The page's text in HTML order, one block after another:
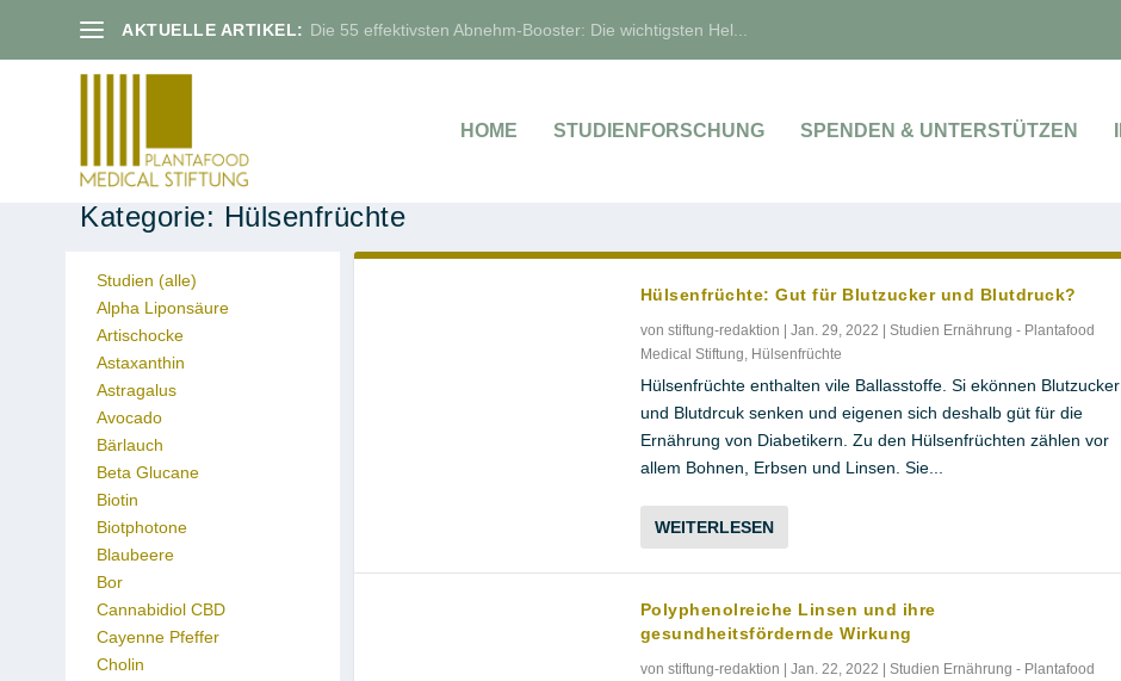
AKTUELLE ARTIKEL: Die 55 effektivsten Abnehm-Booster: Die wichtigsten Hel...
HOME STUDIENFORSCHUNG SPENDEN & UNTERSTÜTZEN
Kategorie: Hülsenfrüchte
Studien (alle)
Alpha Liponsäure
Artischocke
Astaxanthin
Astragalus
Avocado
Bärlauch
Beta Glucane
Biotin
Biotphotone
Blaubeere
Bor
Cannabidiol CBD
Cayenne Pfeffer
Cholin
Hülsenfrüchte: Gut für Blutzucker und Blutdruck?
von stiftung-redaktion Jan. 29, 2022
Studien Ernährung - Plantafood
Medical Stiftung, Hülsenfrüchte
Hülsenfrüchte enthalten vile Ballasstoffe. Si ekönnen Blutzucker
und Blutdrcuk senken und eigenen sich deshalb güt für die
Ernährung von Diabetikern. Zu den Hülsenfrüchten zählen vor
allem Bohnen, Erbsen und Linsen. Sie...
WEITERLESEN
Polyphenolreiche Linsen und ihre
gesundheitsfördernde Wirkung
von stiftung-redaktion Jan. 22, 2022
Studien Ernährung - Plantafood